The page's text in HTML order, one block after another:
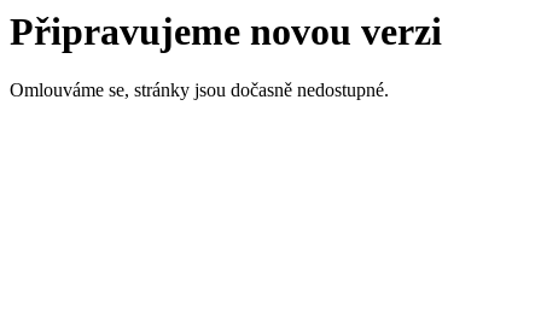
Připravujeme novou verzi
Omlouváme se, stránky jsou dočasně nedostupné.